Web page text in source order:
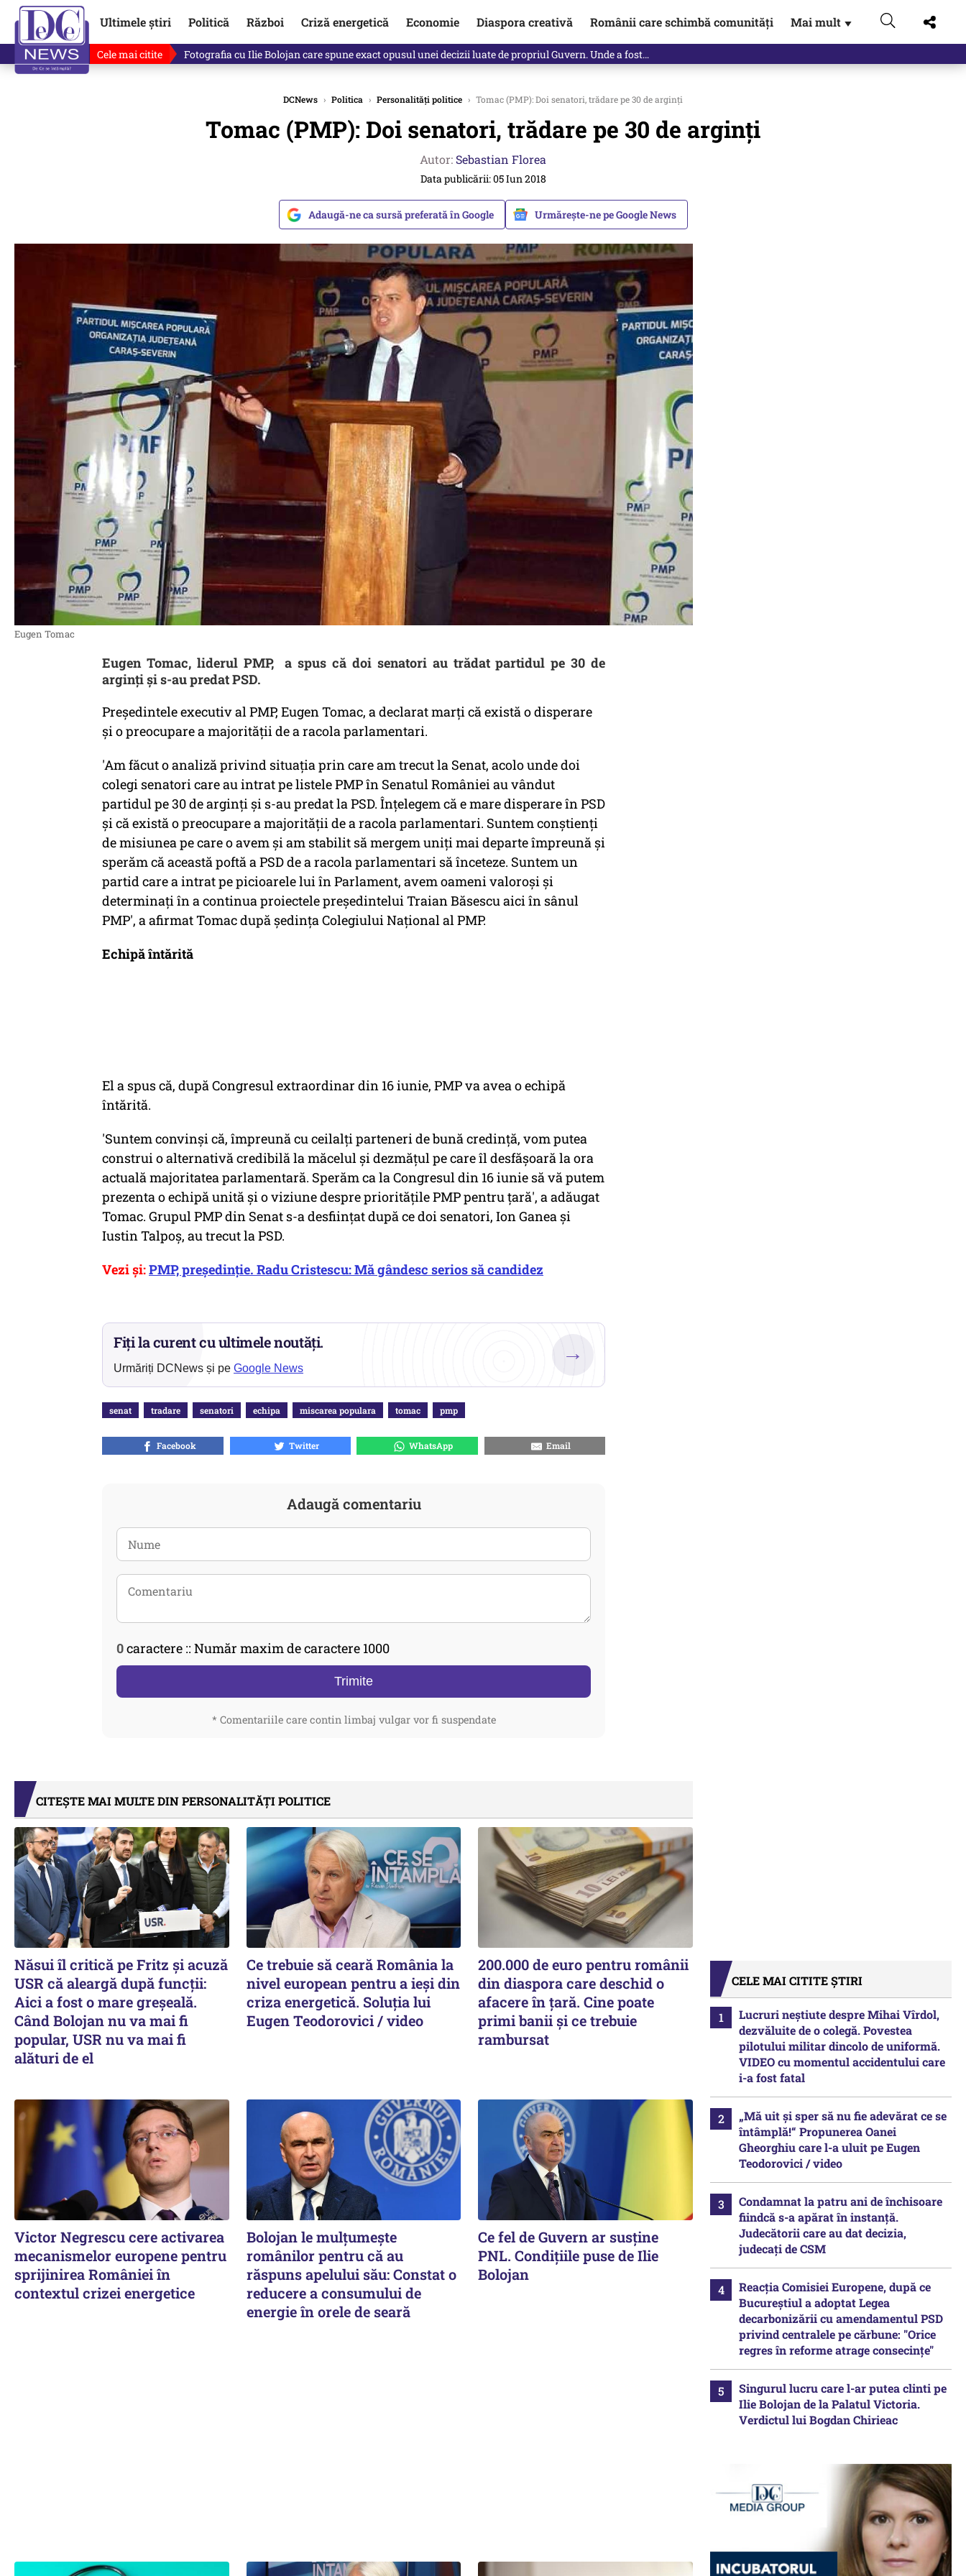
Ultimele știri Politică Război Criză energetică Economie Diaspora creativă Românii care schimbă comunități Mai mult ▼
Cele mai citite Lucruri neștiute despre Mihai Vîrdol, dezvăluite de o colegă. Povestea pilotului militar dincolo de…
DCNews › Politica › Personalități politice › Tomac (PMP): Doi senatori, trădare pe 30 de arginţi
Tomac (PMP): Doi senatori, trădare pe 30 de arginţi
Autor: Sebastian Florea
Data publicării: 05 Iun 2018
Adaugă-ne ca sursă preferată în Google Urmărește-ne pe Google News
Eugen Tomac
Eugen Tomac, liderul PMP, a spus că doi senatori au trădat partidul pe 30 de
arginţi şi s-au predat PSD.
Preşedintele executiv al PMP, Eugen Tomac, a declarat marţi că există o disperare
şi o preocupare a majorităţii de a racola parlamentari.
'Am făcut o analiză privind situaţia prin care am trecut la Senat, acolo unde doi
colegi senatori care au intrat pe listele PMP în Senatul României au vândut
partidul pe 30 de arginţi şi s-au predat la PSD. Înţelegem că e mare disperare în PSD
şi că există o preocupare a majorităţii de a racola parlamentari. Suntem conştienţi
de misiunea pe care o avem şi am stabilit să mergem uniţi mai departe împreună şi
sperăm că această poftă a PSD de a racola parlamentari să înceteze. Suntem un
partid care a intrat pe picioarele lui în Parlament, avem oameni valoroşi şi
determinaţi în a continua proiectele preşedintelui Traian Băsescu aici în sânul
PMP', a afirmat Tomac după şedinţa Colegiului Naţional al PMP.
Echipă întărită
El a spus că, după Congresul extraordinar din 16 iunie, PMP va avea o echipă
întărită.
'Suntem convinşi că, împreună cu ceilalţi parteneri de bună credinţă, vom putea
construi o alternativă credibilă la măcelul şi dezmăţul pe care îl desfăşoară la ora
actuală majoritatea parlamentară. Sperăm ca la Congresul din 16 iunie să vă putem
prezenta o echipă unită şi o viziune despre priorităţile PMP pentru ţară', a adăugat
Tomac. Grupul PMP din Senat s-a desfiinţat după ce doi senatori, Ion Ganea şi
Iustin Talpoş, au trecut la PSD.
Vezi şi:PMP, președinție. Radu Cristescu: Mă gândesc serios să candidez
Fiți la curent cu ultimele noutăți.
Urmăriți DCNews și pe Google News
→
senat tradare senatori echipa miscarea populara tomac pmp
Facebook Twitter WhatsApp Email
Adaugă comentariu
0caractere :: Număr maxim de caractere 1000
Trimite
* Comentariile care contin limbaj vulgar vor fi suspendate
CITEȘTE MAI MULTE DIN PERSONALITĂȚI POLITICE
Năsui îl critică pe Fritz și acuză
USR că aleargă după funcții:
Aici a fost o mare greșeală.
Când Bolojan nu va mai fi
popular, USR nu va mai fi
alături de el
Ce trebuie să ceară România la
nivel european pentru a ieși din
criza energetică. Soluția lui
Eugen Teodorovici / video
200.000 de euro pentru românii
din diaspora care deschid o
afacere în țară. Cine poate
primi banii și ce trebuie
rambursat
Victor Negrescu cere activarea
mecanismelor europene pentru
sprijinirea României în
contextul crizei energetice
Bolojan le mulțumește
românilor pentru că au
răspuns apelului său: Constat o
reducere a consumului de
energie în orele de seară
Ce fel de Guvern ar susține
PNL. Condițiile puse de Ilie
Bolojan
CELE MAI CITITE ȘTIRI
Lucruri neștiute despre Mihai Vîrdol,
dezvăluite de o colegă. Povestea
pilotului militar dincolo de uniformă.
VIDEO cu momentul accidentului care
i-a fost fatal
„Mă uit și sper să nu fie adevărat ce se
întâmplă!“ Propunerea Oanei
Gheorghiu care l-a uluit pe Eugen
Teodorovici / video
Condamnat la patru ani de închisoare
fiindcă s-a apărat în instanță.
Judecătorii care au dat decizia,
judecați de CSM
Reacția Comisiei Europene, după ce
Bucureștiul a adoptat Legea
decarbonizării cu amendamentul PSD
privind centralele pe cărbune: "Orice
regres în reforme atrage consecințe"
Singurul lucru care l-ar putea clinti pe
Ilie Bolojan de la Palatul Victoria.
Verdictul lui Bogdan Chirieac